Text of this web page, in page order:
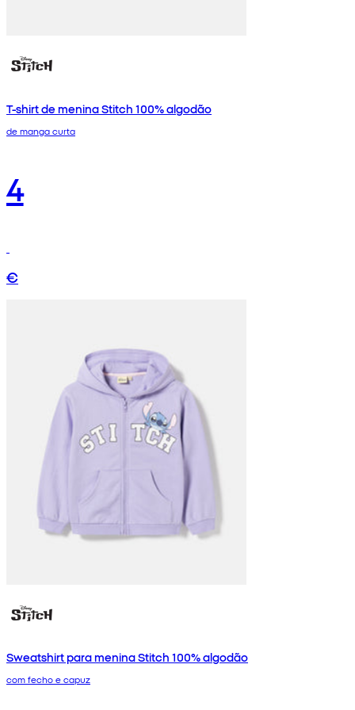
T-shirt de menina Stitch 100% algodão
de manga curta
4
€
Sweatshirt para menina Stitch 100% algodão
com fecho e capuz